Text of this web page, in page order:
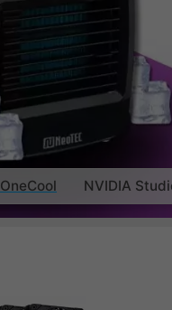
OneCool NVIDIA